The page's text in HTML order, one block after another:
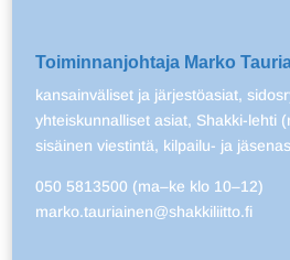
Toiminnanjohtaja Marko
kansainväliset ja järjestöasiat,
yhteiskunnalliset asiat, Shakki-lehti
sisäinen viestintä, kilpailu- ja
050 5813500 (ma–ke klo 10–12)
marko.tauriainen@shakkiliitto.fi